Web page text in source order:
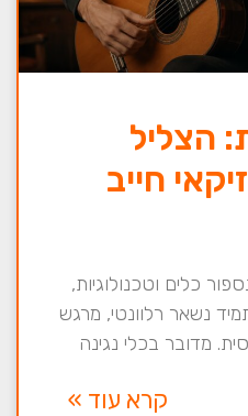
הצליל
חייב
כלים וטכנולוגיות,
נשאר רלוונטי, מרגש
מדובר בכלי נגינה
קרא עוד »